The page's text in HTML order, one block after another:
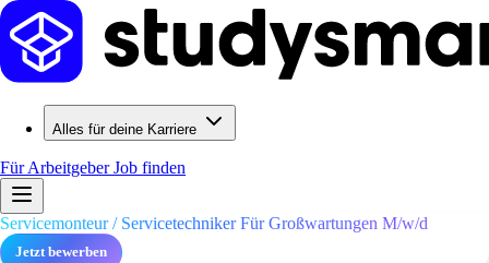
Alles für deine Karriere
Für ArbeitgeberJob finden
Servicemonteur / Servicetechniker Für Großwartungen M/w/d
Jetzt bewerben